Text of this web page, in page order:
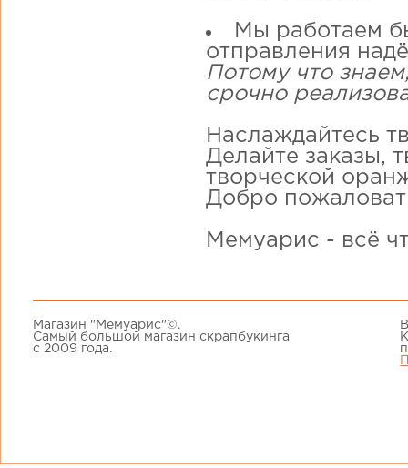
Мы работаем
отправления
Потому что
срочно
Наслаждайтесь
Делайте заказы,
творческой
Добро
Мемуарис - всё
Магазин "Мемуарис"©.
Самый большой магазин скрапбукинга
с 2009 года.